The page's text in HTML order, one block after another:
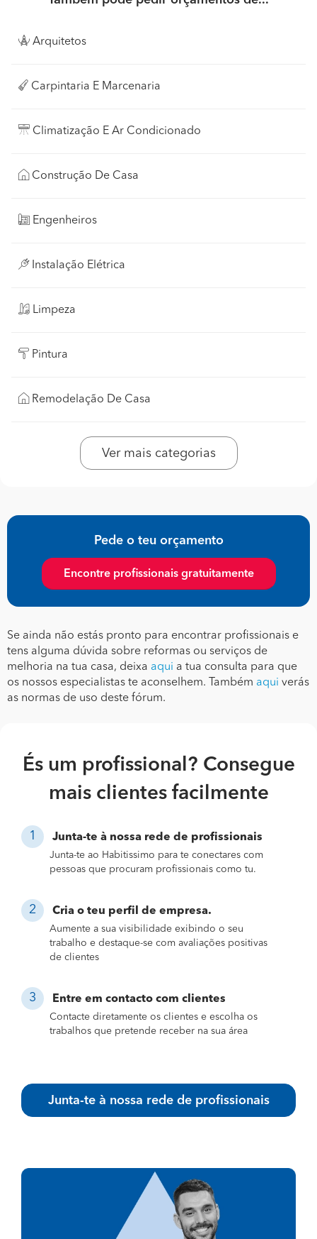
Arquitetos
Carpintaria E Marcenaria
Climatização E Ar Condicionado
Construção De Casa
Engenheiros
Instalação Elétrica
Limpeza
Pintura
Remodelação De Casa
Ver mais categorias
Pede o teu orçamento
Encontre profissionais gratuitamente
Se ainda não estás pronto para encontrar profissionais e
tens alguma dúvida sobre reformas ou serviços de
melhoria na tua casa, deixa aqui a tua consulta para que
os nossos especialistas te aconselhem. Também aqui verás
as normas de uso deste fórum.
És um profissional? Consegue
mais clientes facilmente
Junta-te à nossa rede de profissionais
Junta-te ao Habitissimo para te conectares com
pessoas que procuram profissionais como tu.
Cria o teu perfil de empresa.
Aumente a sua visibilidade exibindo o seu
trabalho e destaque-se com avaliações positivas
de clientes
Entre em contacto com clientes
Contacte diretamente os clientes e escolha os
trabalhos que pretende receber na sua área
Junta-te à nossa rede de profissionais